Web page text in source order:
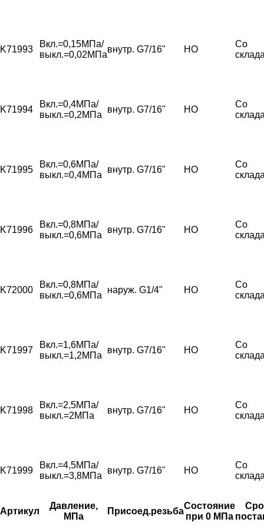
K71993
Вкл.=0,15МПа/
выкл.=0,02МПа
внутр. G7/16" НО
Со
K71994
Вкл.=0,4МПа/
выкл.=0,2МПа
внутр. G7/16" НО
Со
K71995
Вкл.=0,6МПа/
выкл.=0,4МПа
внутр. G7/16" НО
Со
K71996
Вкл.=0,8МПа/
выкл.=0,6МПа
внутр. G7/16" НО
Со
K72000
Вкл.=0,8МПа/
выкл.=0,6МПа
наруж. G1/4" НО
Со
K71997
Вкл.=1,6МПа/
выкл.=1,2МПа
внутр. G7/16" НО
Со
K71998
Вкл.=2,5МПа/
выкл.=2МПа
внутр. G7/16" НО
Со
K71999
Вкл.=4,5МПа/
выкл.=3,8МПа
внутр. G7/16" НО
Со
Артикул
Давление,
МПа
Присоед.резьба
Состояние
при 0 МПа